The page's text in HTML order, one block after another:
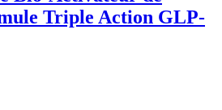
Triple Action GLP-